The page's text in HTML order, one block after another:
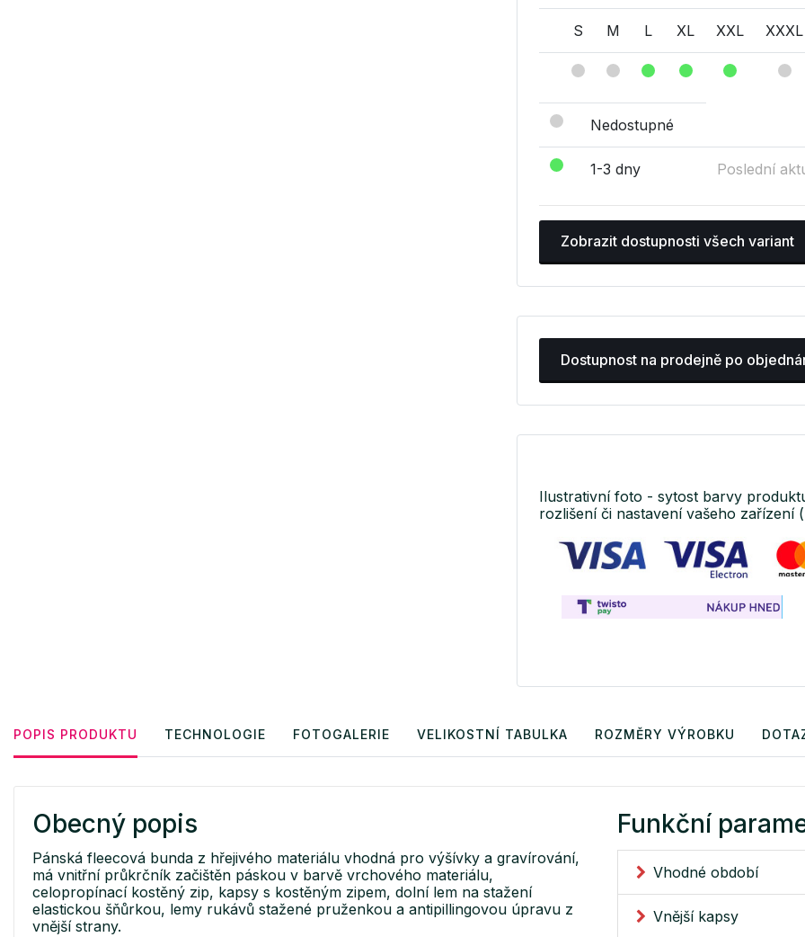
S M L XL XXL XXXL
Nedostupné
1-3 dny Poslední
Zobrazit dostupnosti všech variant
Dostupnost na prodejně po
Ilustrativní foto - sytost barvy
rozlišení či nastavení vašeho zařízení
POPIS PRODUKTU TECHNOLOGIE FOTOGALERIE VELIKOSTNÍ TABULKA ROZMĚRY VÝROBKU
Obecný popis
Pánská fleecová bunda z hřejivého materiálu vhodná pro výšívky a gravírování,
má vnitřní průkrčník začištěn páskou v barvě vrchového materiálu,
celopropínací kostěný zip, kapsy s kostěným zipem, dolní lem na stažení
elastickou šňůrkou, lemy rukávů stažené pruženkou a antipillingovou úpravu z
vnější strany.
Funkční
Vhodné období
Vnější kapsy